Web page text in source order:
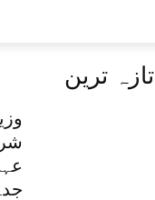
تازہ ترین